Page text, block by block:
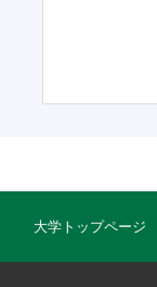
大学トップページ